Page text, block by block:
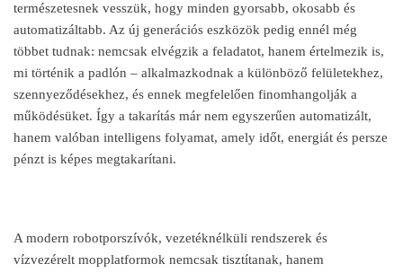
természetesnek vesszük, hogy minden gyorsabb, okosabb és
automatizáltabb. Az új generációs eszközök pedig ennél még
többet tudnak: nemcsak elvégzik a feladatot, hanem értelmezik is,
mi történik a padlón – alkalmazkodnak a különböző felületekhez,
szennyeződésekhez, és ennek megfelelően finomhangolják a
működésüket. Így a takarítás már nem egyszerűen automatizált,
hanem valóban intelligens folyamat, amely időt, energiát és persze
pénzt is képes megtakarítani.
A modern robotporszívók, vezetéknélküli rendszerek és
vízvezérelt mopplatformok nemcsak tisztítanak, hanem